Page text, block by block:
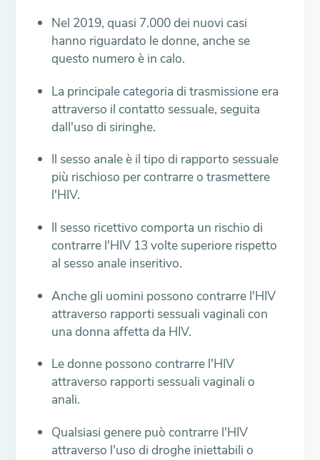
Nel 2019, quasi 7.000 dei nuovi casi
hanno riguardato le donne, anche se
questo numero è in calo.
La principale categoria di trasmissione era
attraverso il contatto sessuale, seguita
dall'uso di siringhe.
Il sesso anale è il tipo di rapporto sessuale
più rischioso per contrarre o trasmettere
l'HIV.
Il sesso ricettivo comporta un rischio di
contrarre l'HIV 13 volte superiore rispetto
al sesso anale inseritivo.
Anche gli uomini possono contrarre l'HIV
attraverso rapporti sessuali vaginali con
una donna affetta da HIV.
Le donne possono contrarre l'HIV
attraverso rapporti sessuali vaginali o
anali.
Qualsiasi genere può contrarre l'HIV
attraverso l'uso di droghe iniettabili o